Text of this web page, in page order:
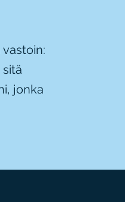
jonka